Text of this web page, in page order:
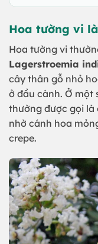
Hoa tường vi
Hoa tường vi
Lagerstroemia
cây thân gỗ nhỏ
ở đầu cành. Ở một
thường được gọi là
nhờ cánh hoa
crepe.